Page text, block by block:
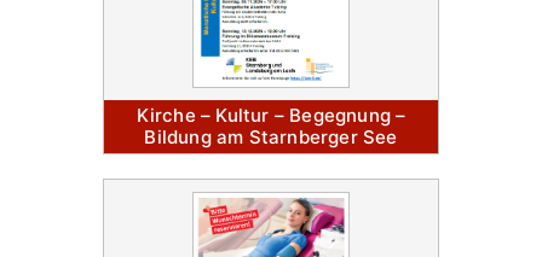
Kirche – Kultur – Begegnung –
Bildung am Starnberger See